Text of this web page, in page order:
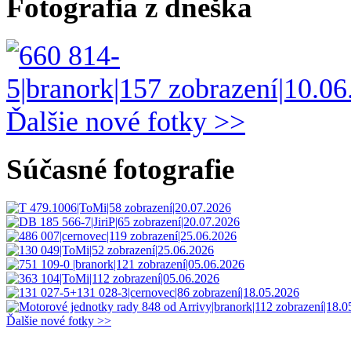
Fotografia z dneška
Ďalšie nové fotky >>
Súčasné fotografie
Ďalšie nové fotky >>